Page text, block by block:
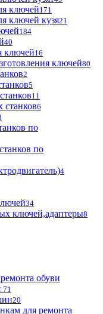
ключей171
ключей кузя21
184
40
ключей16
ключей80
2
5
11
станков6
по
по
4
34
ключей,адаптеры8
обуви
71
20
для ремонта